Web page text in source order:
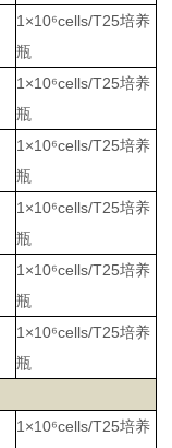
1×10⁶cells/T25培养
瓶
1×10⁶cells/T25培养
瓶
1×10⁶cells/T25培养
瓶
1×10⁶cells/T25培养
瓶
1×10⁶cells/T25培养
瓶
1×10⁶cells/T25培养
瓶
1×10⁶cells/T25培养